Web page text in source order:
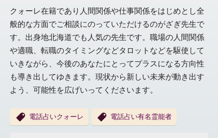
クォーレ在籍であり人間関係や仕事関係をはじめとし全
般的な方面でご相談にのっていただけるのがざぎ先生で
す。出身地北海道でも人気の先生です。職場の人間関係
や適職、転職のタイミングなどタロットなどを駆使して
いきながら、今後のあなたにとってプラスになる方向性
も導き出してゆきます。現状から新しい未来が動き出す
よう、可能性を広げいってくださいます。
電話占いクォーレ 電話占い有名霊能者